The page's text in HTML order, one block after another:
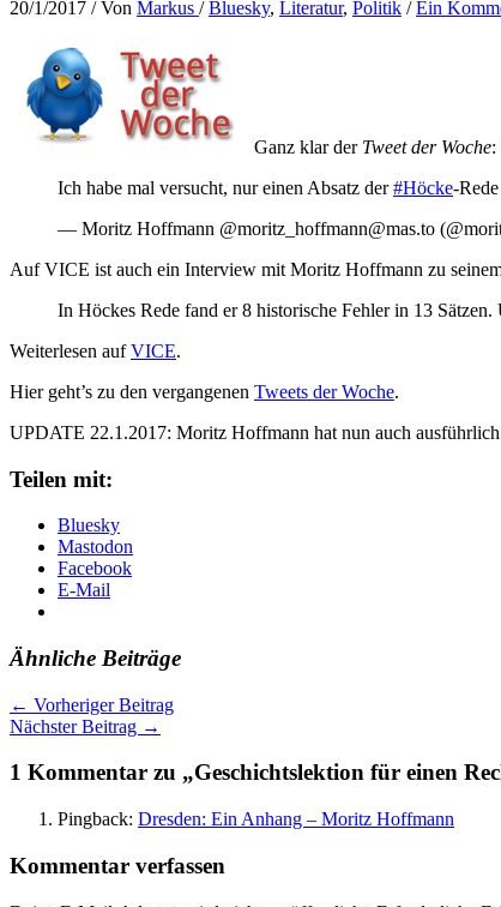
20/1/2017 / Von Markus /Bluesky, Literatur, Politik /Ein
Ganz klar der Tweet der Woche:
Ich habe mal versucht, nur einen Absatz der#Höcke-
— Moritz Hoffmann @moritz_hoffmann@mas.to
Auf VICE ist auch ein Interview mit Moritz Hoffmann zu
In Höckes Rede fand er 8 historische Fehler in 13
Weiterlesen aufVICE.
Hier geht’s zu den vergangenen Tweets der Woche.
UPDATE 22.1.2017: Moritz Hoffmann hat nun auch
Teilen mit:
Bluesky
Mastodon
Facebook
E-Mail
Ähnliche Beiträge
← Vorheriger Beitrag
Nächster Beitrag →
1 Kommentar zu „Geschichtslektion für einen
Pingback: Dresden: Ein Anhang – Moritz Hoffmann
Kommentar verfassen